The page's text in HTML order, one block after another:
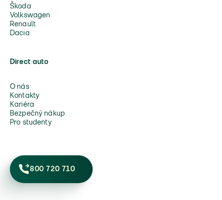
Škoda
Volkswagen
Renault
Dacia
Direct auto
O nás
Kontakty
Kariéra
Bezpečný nákup
Pro studenty
800 720 710